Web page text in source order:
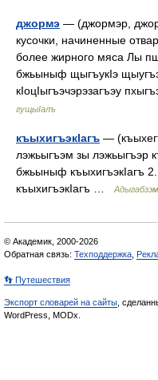
джормэ — (джормэр,
кусочки, начиненные
более жирного мяса Лы
бжьыныф щыгъукIэ
кIоцIыгъэчэрэзагъэу
гущыIалъ
къыхигъэкIагъ —
лэжьыгъэм зы лэжьыгъэр
бжьыныф къыхигъэкIагъ
къыхигъэкIагъ …
© Академик, 2000-2026
Обратная связь: Техподдержка
👣 Путешествия
Экспорт словарей на сайты ,
WordPress, MODx.